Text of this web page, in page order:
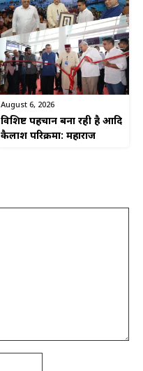
August 6, 2026
विशिष्ट पहचान बना रही है आदि
कैलाश परिक्रमा: महाराज